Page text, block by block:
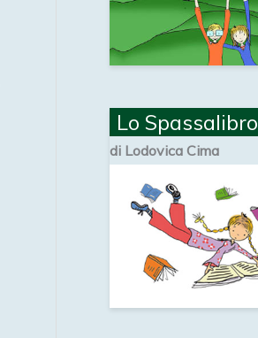
Lo Spassalibro
di Lodovica Cima